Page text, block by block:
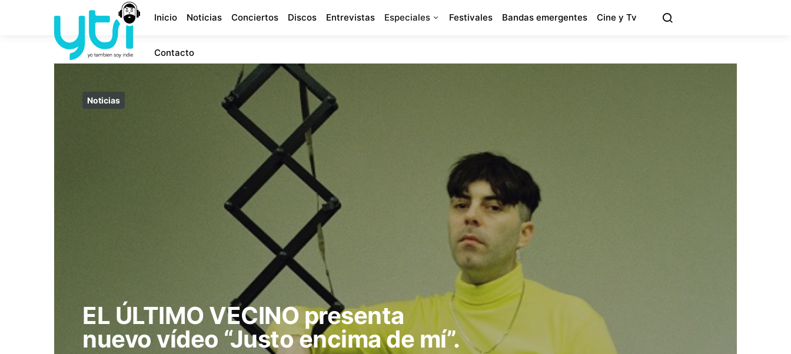
Inicio Noticias Conciertos Discos Entrevistas Especiales Festivales Bandas emergentes Cine y Tv
Contacto
Noticias
EL ÚLTIMO VECINO presenta
nuevo vídeo “Justo encima de mí”.